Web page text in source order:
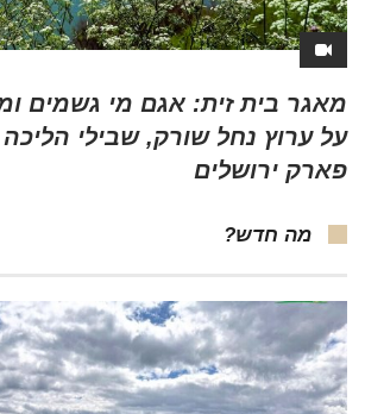
מאגר בית זית: אגם מי גשמים
על ערוץ נחל שורק, שבילי הליכה
פארק ירושלים
מה חדש?